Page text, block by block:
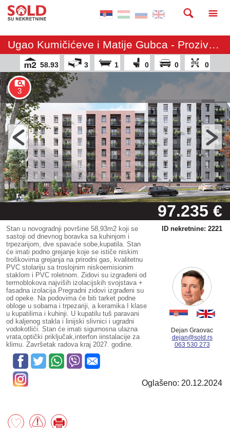
58.93 3 1 0 0 0
3
97.235 €
Stan u novogradnji površine 58,93m2 koji se
sastoji od dnevnog boravka sa kuhinjom i
trpezarijom, dve spavaće sobe,kupatila. Stan
će imati podno grejanje koje se ističe niskim
troškovima grejanja na prirodni gas, kvalitetnu
PVC stolariju sa troslojnim niskoemisionim
staklom i PVC roletnom. Zidovi su izgrađeni od
termoblokova najviših izolacijskih svojstava +
fasadna izolacija.Pregradni zidovi izgrađeni su
od opeke. Na podovima će biti tarket podne
obloge u sobama i trpezariji, a keramika I klase
u kupatilima i kuhinji. U kupatilu tuš paravani
od kaljenog stakla i linijski slivnici i ugradni
vodokotlići. Stan će imati sigurnosna ulazna
vrata,optički priključak,interfon iinstalacije za
klimu. Završetak radova kraj 2027. godine.
ID nekretnine: 2221
Dejan Graovac
dejan@sold.rs
063 530 273
Oglašeno: 20.12.2024